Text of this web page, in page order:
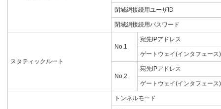
閉域網接続用ユーザID
閉域網接続用パスワード
スタティックルート
No.1
宛先IPアドレス
ゲートウェイ(インタフェース)
No.2
宛先IPアドレス
ゲートウェイ(インタフェース)
トンネルモード